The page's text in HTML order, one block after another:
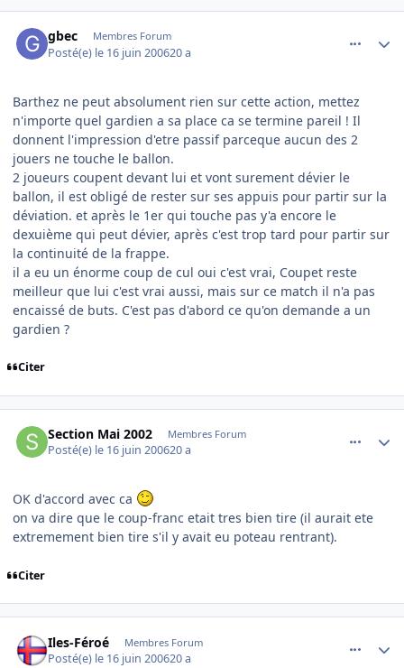
gbec Membres Forum
Posté(e) le 16 juin 200620 a
Barthez ne peut absolument rien sur cette action, mettez
n'importe quel gardien a sa place ca se termine pareil ! Il
donnent l'impression d'etre passif parceque aucun des 2
jouers ne touche le ballon.
2 joueurs coupent devant lui et vont surement dévier le
ballon, il est obligé de rester sur ses appuis pour partir sur la
déviation. et après le 1er qui touche pas y'a encore le
dexuième qui peut dévier, après c'est trop tard pour partir sur
la continuité de la frappe.
il a eu un énorme coup de cul oui c'est vrai, Coupet reste
meilleur que lui c'est vrai aussi, mais sur ce match il n'a pas
encaissé de buts. C'est pas d'abord ce qu'on demande a un
gardien ?
Citer
Section Mai 2002 Membres Forum
Posté(e) le 16 juin 200620 a
OK d'accord avec ca
on va dire que le coup-franc etait tres bien tire (il aurait ete
extremement bien tire s'il y avait eu poteau rentrant).
Citer
Iles-Féroé Membres Forum
Posté(e) le 16 juin 200620 a